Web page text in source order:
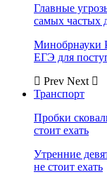
Главные
самых частых
Минобрнауки
ЕГЭ для
Prev Next
Транспорт
Пробки
стоит ехать
Утренние
не стоит ехать